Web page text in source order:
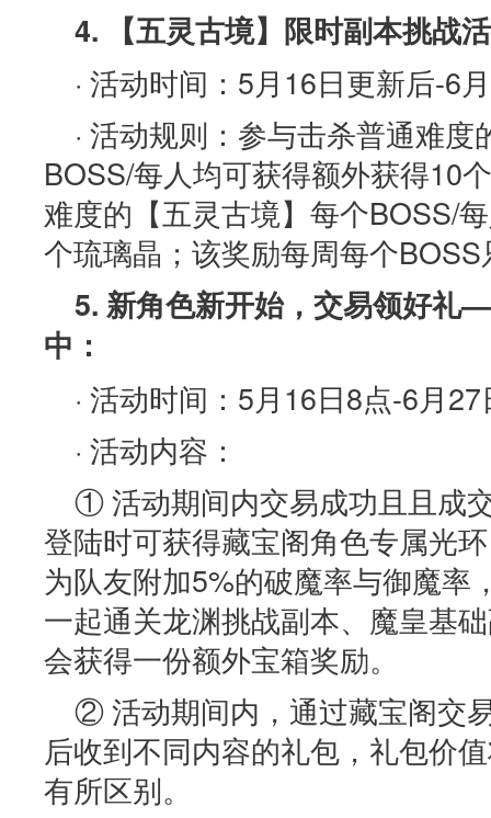
4. 【五灵古境】限时副本挑战
· 活动时间：5月16日更新后-6
· 活动规则：参与击杀普通难
BOSS/每人均可获得额外获得10
难度的【五灵古境】每个BOSS/
个琉璃晶；该奖励每周每个
5. 新角色新开始，交易领好
中：
· 活动时间：5月16日8点-6月
· 活动内容：
① 活动期间内交易成功且且成
登陆时可获得藏宝阁角色专属光
为队友附加5%的破魔率与御魔率
一起通关龙渊挑战副本、魔皇基
会获得一份额外宝箱奖励。
② 活动期间内，通过藏宝阁交
后收到不同内容的礼包，礼包价
有所区别。